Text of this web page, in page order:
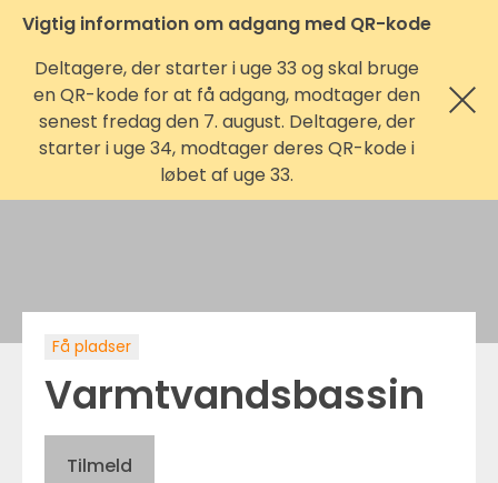
Vigtig information om adgang med QR-kode
Deltagere, der starter i uge 33 og skal bruge
en QR-kode for at få adgang, modtager den
senest fredag den 7. august. Deltagere, der
starter i uge 34, modtager deres QR-kode i
løbet af uge 33.
Få pladser
Varmtvandsbassin
Tilmeld